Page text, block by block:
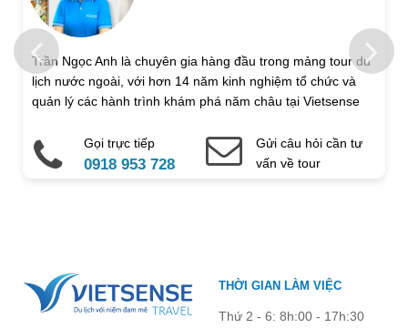
Họ và tên
Địa chỉ liên hệ
Điện thoại di động Email
Chú ý: Trường mang dấu (* ) là bắt buộc. Vui lòng không để
trống !
Trần Ngọc Anh là chuyên gia hàng đầu trong mảng tour du
lịch nước ngoài, với hơn 14 năm kinh nghiệm tổ chức và
quản lý các hành trình khám phá năm châu tại Vietsense
Gọi trực tiếp
0918 953 728
Gửi câu hỏi cần tư
vấn về tour
THỜI GIAN LÀM VIỆC
Thứ 2 - 6: 8h:00 - 17h:30